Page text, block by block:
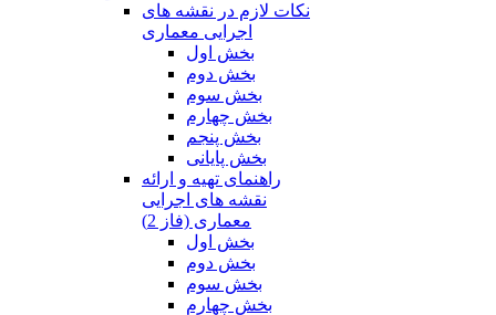
نکات لازم در نقشه های
اجرایی معماری
بخش اول
بخش دوم
بخش سوم
بخش چهارم
بخش پنجم
بخش پایانی
راهنمای تهیه و ارائه
نقشه های اجرایی
معماری (فاز 2)
بخش اول
بخش دوم
بخش سوم
بخش چهارم